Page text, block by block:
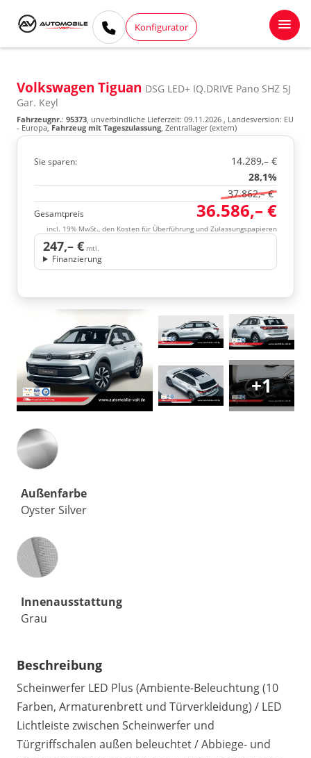
Konfigurator
Volkswagen Tiguan DSG LED+ IQ.DRIVE Pano SHZ 5J
Gar. Keyl
Fahrzeugnr.: 95373, unverbindliche Lieferzeit: 09.11.2026 , Landesversion: EU
- Europa,Fahrzeug mit Tageszulassung, Zentrallager (extern)
Sie sparen:
14.289,– €
28,1%
37.862,– €
Gesamtpreis 36.586,– €
incl. 19% MwSt., den Kosten für Überführung und Zulassungspapieren
247,– € mtl.
Finanzierung
+1
Außenfarbe
Oyster Silver
Innenausstattung
Innenausstattung
Grau
Beschreibung
Scheinwerfer LED Plus (Ambiente-Beleuchtung (10
Farben, Armaturenbrett und Türverkleidung) / LED
Lichtleiste zwischen Scheinwerfer und
Türgriffschalen außen beleuchtet / Abbiege- und